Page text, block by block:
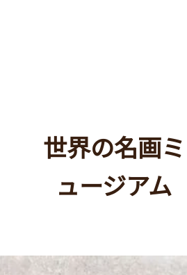
​世界の名画ミ
ュージアム